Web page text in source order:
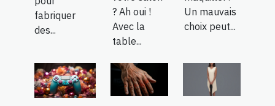
fabriquer
des...
? Ah oui !
Avec la
table...
Un mauvais
choix peut...